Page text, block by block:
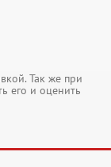
Так же при
его и оценить